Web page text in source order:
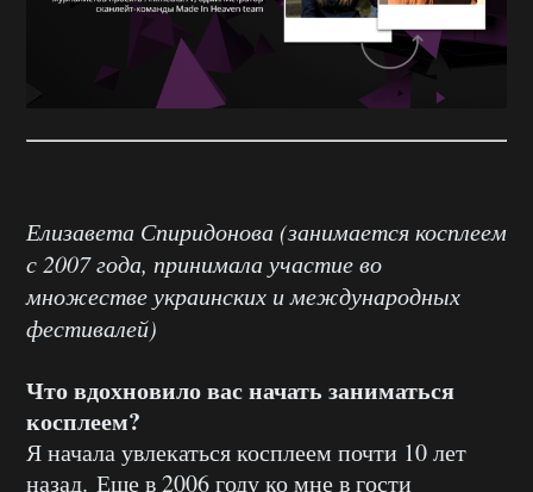
Елизавета Спиридонова (занимается косплеем
с 2007 года, принимала участие во
множестве украинских и международных
фестивалей)
Что вдохновило вас начать заниматься
косплеем?
Я начала увлекаться косплеем почти 10 лет
назад. Еще в 2006 году ко мне в гости